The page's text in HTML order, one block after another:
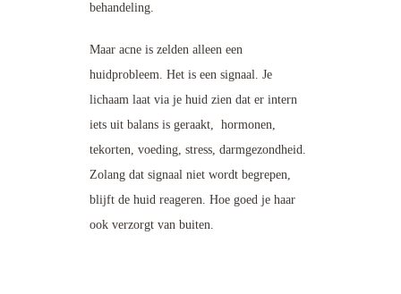
behandeling.
Maar acne is zelden alleen een
huidprobleem. Het is een signaal. Je
lichaam laat via je huid zien dat er intern
iets uit balans is geraakt, hormonen,
tekorten, voeding, stress, darmgezondheid.
Zolang dat signaal niet wordt begrepen,
blijft de huid reageren. Hoe goed je haar
ook verzorgt van buiten.